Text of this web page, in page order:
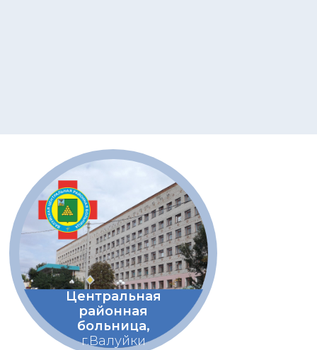
Центральная
районная
больница,
г.Валуйки